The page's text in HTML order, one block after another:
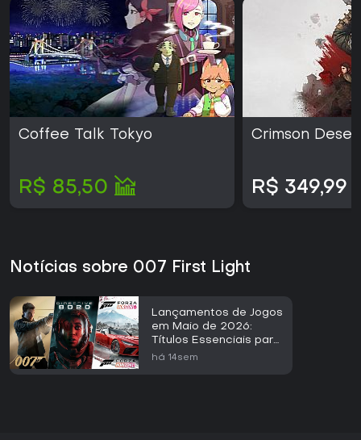
Coffee Talk Tokyo
R$ 85,50
Crimson
R$ 349,99
Notícias sobre 007 First Light
Lançamentos de Jogos
em Maio de 2026:
Títulos Essenciais para
Acompanhar
há 14sem